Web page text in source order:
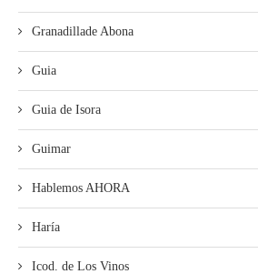
Granadillade Abona
Guia
Guia de Isora
Guimar
Hablemos AHORA
Haría
Icod. de Los Vinos